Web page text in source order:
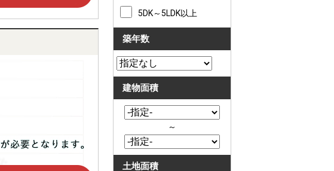
5DK～5LDK以上
築年数
建物面積
～
土地面積